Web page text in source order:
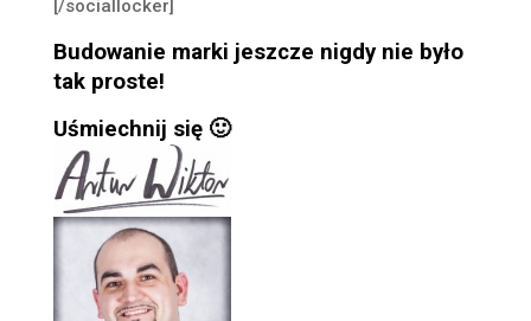
[/sociallocker]
Budowanie marki jeszcze nigdy nie było
tak proste!
Uśmiechnij się 🙂